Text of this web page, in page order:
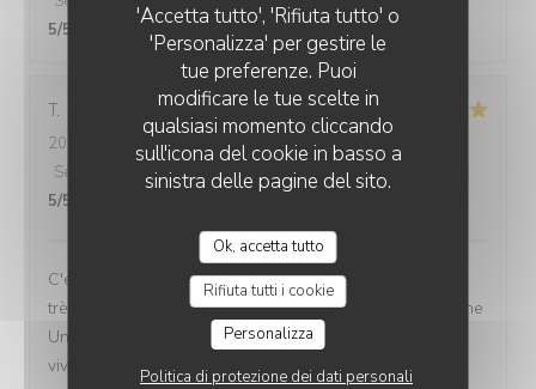
'Accetta tutto', 'Rifiuta tutto' o
'Personalizza' per gestire le
tue preferenze. Puoi
modificare le tue scelte in
qualsiasi momento cliccando
sull'icona del cookie in basso a
sinistra delle pagine del sito.
Ok, accetta tutto
Rifiuta tutti i cookie
Personalizza
Politica di protezione dei dati personali
5/5
T
2026-07-30
- 21:45 - Ospiti 2
Servizio
Atmosfera: 5 /5 Cucina: 5/5 Qualità / Prezzo
5/5
C'est dans un cadre très accueillant avec un personnel
très à l'écoute que j'ai pu apprécié une Excellente cuisine
Un beau travail et une belle presentation Je conseille
vivement